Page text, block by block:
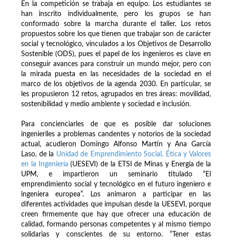
En la competición se trabaja en equipo. Los estudiantes se
han inscrito individualmente, pero los grupos se han
conformado sobre la marcha durante el taller. Los retos
propuestos sobre los que tienen que trabajar son de carácter
social y tecnológico, vinculados a los Objetivos de Desarrollo
Sostenible (ODS), pues el papel de los ingenieros es clave en
conseguir avances para construir un mundo mejor, pero con
la mirada puesta en las necesidades de la sociedad en el
marco de los objetivos de la agenda 2030. En particular, se
les propusieron 12 retos, agrupados en tres áreas: movilidad,
sostenibilidad y medio ambiente y sociedad e inclusión.
Para concienciarles de que es posible dar soluciones
ingenieriles a problemas candentes y notorios de la sociedad
actual, acudieron Domingo Alfonso Martín y Ana García
Laso, de la Unidad de Emprendimiento Social, Ética y Valores
en la Ingeniería (UESEVI) de la ETSI de Minas y Energía de la
UPM, e impartieron un seminario titulado “El
emprendimiento social y tecnológico en el futuro ingeniero e
ingeniera europea”. Los animaron a participar en las
diferentes actividades que impulsan desde la UESEVI, porque
creen firmemente que hay que ofrecer una educación de
calidad, formando personas competentes y al mismo tiempo
solidarias y conscientes de su entorno. “Tener estas